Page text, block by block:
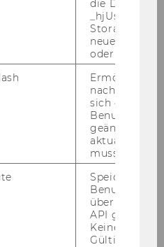
Universität St. Gallen,
für Wirtschaft und
(geb. 1954), KR Dr.,
Consulting
Gerhard (geb. 1944),
Executive Vice
Magna International
die Daten in
Storage auf
neuesten
oder nicht.
Ermöglicht
sich ein
geändert hat
aktualisiert
muss.
Speichert
über die
API gesendet
Keine